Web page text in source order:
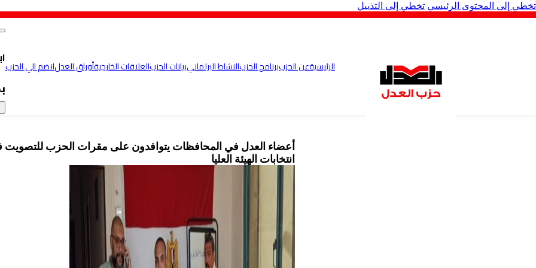
تخطي إلى المحتوى الرئيسي تخطي إلى التذييل
الرئيسيةعن الحزببرنامج الحزبالنشاط البرلمانيبيانات الحزبالعلاقات الخارجيةأوراق العدلانضم الي الحزب
أعضاء العدل في المحافظات يتوافدون على مقرات الحزب للتصويت
انتخابات الهيئة العليا